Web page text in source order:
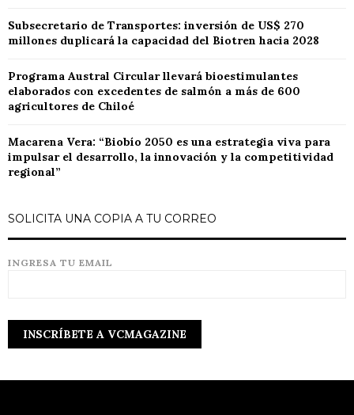
Subsecretario de Transportes: inversión de US$ 270
millones duplicará la capacidad del Biotren hacia 2028
Programa Austral Circular llevará bioestimulantes
elaborados con excedentes de salmón a más de 600
agricultores de Chiloé
Macarena Vera: “Biobío 2050 es una estrategia viva para
impulsar el desarrollo, la innovación y la competitividad
regional”
SOLICITA UNA COPIA A TU CORREO
INGRESA TU EMAIL